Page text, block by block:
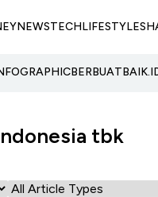
NEWSTECHLIFESTYLE
tbk